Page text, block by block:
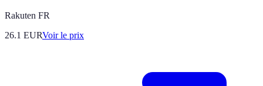
Rakuten FR
26.1 EURVoir le prix